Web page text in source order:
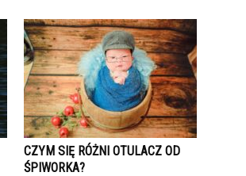
CZYM SIĘ RÓŻNI OTULACZ OD
ŚPIWORKA?